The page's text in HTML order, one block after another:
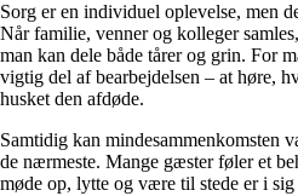
Sorg er en individuel oplevelse, men
Når familie, venner og kolleger
man kan dele både tårer og grin. For
vigtig del af bearbejdelsen – at høre,
husket den afdøde.
Samtidig kan mindesammenkomsten
de nærmeste. Mange gæster føler et
møde op, lytte og være til stede er i sig